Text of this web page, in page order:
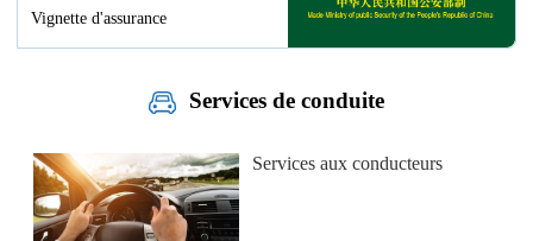
Vignette d'assurance
Services de conduite
Services aux conducteurs